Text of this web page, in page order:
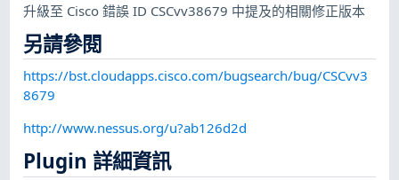
升級至 Cisco 錯誤 ID CSCvv38679 中提及的相關修正版本
另請參閱
https://bst.cloudapps.cisco.com/bugsearch/bug/CSCvv3
8679
http://www.nessus.org/u?ab126d2d
Plugin 詳細資訊